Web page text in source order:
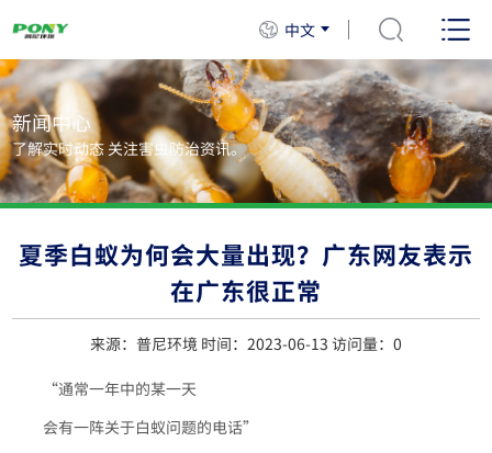
中文
新闻中心
了解实时动态 关注害虫防治资讯。
夏季白蚁为何会大量出现？广东网友表示
在广东很正常
来源：普尼环境 时间：2023-06-13 访问量： 0
“通常一年中的某一天
会有一阵关于白蚁问题的电话”